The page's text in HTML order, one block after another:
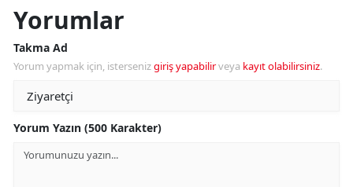
Yorumlar
Takma Ad
Yorum yapmak için, istersenizgiriş yapabilirveya kayıt olabilirsiniz.
Yorum Yazın (500 Karakter)